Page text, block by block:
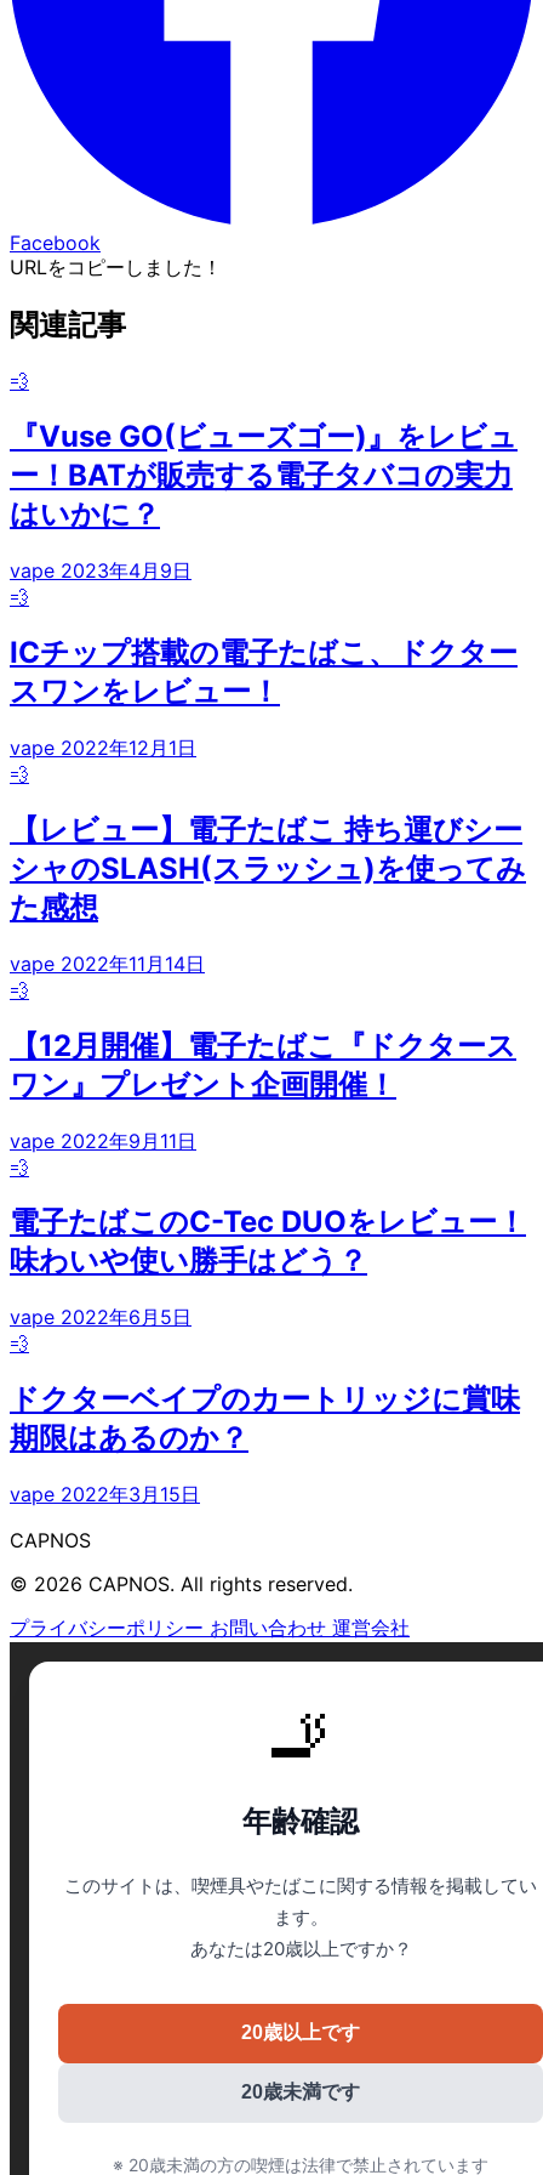
Facebook
URLをコピーしました！
関連記事
💨
『Vuse GO(ビューズゴー)』をレビュ
ー！BATが販売する電子タバコの実力
はいかに？
vape 2023年4月9日
💨
ICチップ搭載の電子たばこ、ドクター
スワンをレビュー！
vape 2022年12月1日
💨
【レビュー】電子たばこ 持ち運びシー
シャのSLASH(スラッシュ)を使ってみ
た感想
vape 2022年11月14日
💨
【12月開催】電子たばこ『ドクタース
ワン』プレゼント企画開催！
vape 2022年9月11日
💨
電子たばこのC-Tec DUOをレビュー！
味わいや使い勝手はどう？
vape 2022年6月5日
💨
ドクターベイプのカートリッジに賞味
期限はあるのか？
vape 2022年3月15日
CAPNOS
© 2026 CAPNOS. All rights reserved.
プライバシーポリシー お問い合わせ 運営会社
🚬
年齢確認
このサイトは、喫煙具やたばこに関する情報を掲載してい
ます。
あなたは20歳以上ですか？
20歳以上です
20歳未満です
※ 20歳未満の方の喫煙は法律で禁止されています